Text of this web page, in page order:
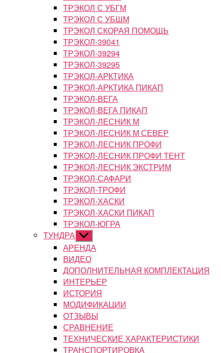
ТРЭКОЛ С УБГМ
ТРЭКОЛ С УБШМ
ТРЭКОЛ СКОРАЯ ПОМОЩЬ
ТРЭКОЛ-39041
ТРЭКОЛ-39294
ТРЭКОЛ-39295
ТРЭКОЛ-АРКТИКА
ТРЭКОЛ-АРКТИКА ПИКАП
ТРЭКОЛ-ВЕГА
ТРЭКОЛ-ВЕГА ПИКАП
ТРЭКОЛ-ЛЕСНИК М
ТРЭКОЛ-ЛЕСНИК М СЕВЕР
ТРЭКОЛ-ЛЕСНИК ПРОФИ
ТРЭКОЛ-ЛЕСНИК ПРОФИ ТЕНТ
ТРЭКОЛ-ЛЕСНИК ЭКСТРИМ
ТРЭКОЛ-САФАРИ
ТРЭКОЛ-ТРОФИ
ТРЭКОЛ-ХАСКИ
ТРЭКОЛ-ХАСКИ ПИКАП
ТРЭКОЛ-ЮГРА
ТУНДРА Показывать
подменю
АРЕНДА
ВИДЕО
ДОПОЛНИТЕЛЬНАЯ КОМПЛЕКТАЦИЯ
ИНТЕРЬЕР
ИСТОРИЯ
МОДИФИКАЦИИ
ОТЗЫВЫ
СРАВНЕНИЕ
ТЕХНИЧЕСКИЕ ХАРАКТЕРИСТИКИ
ТРАНСПОРТИРОВКА